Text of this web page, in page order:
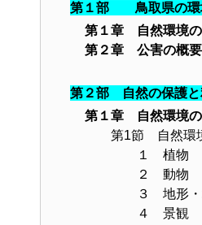
第１部 鳥取県の環
第１章 自然環境
第２章 公害の概要
第２部 自然の保護と
第１章 自然環境
第1節 自然環
１ 植物
２ 動物
３ 地形・
４ 景観